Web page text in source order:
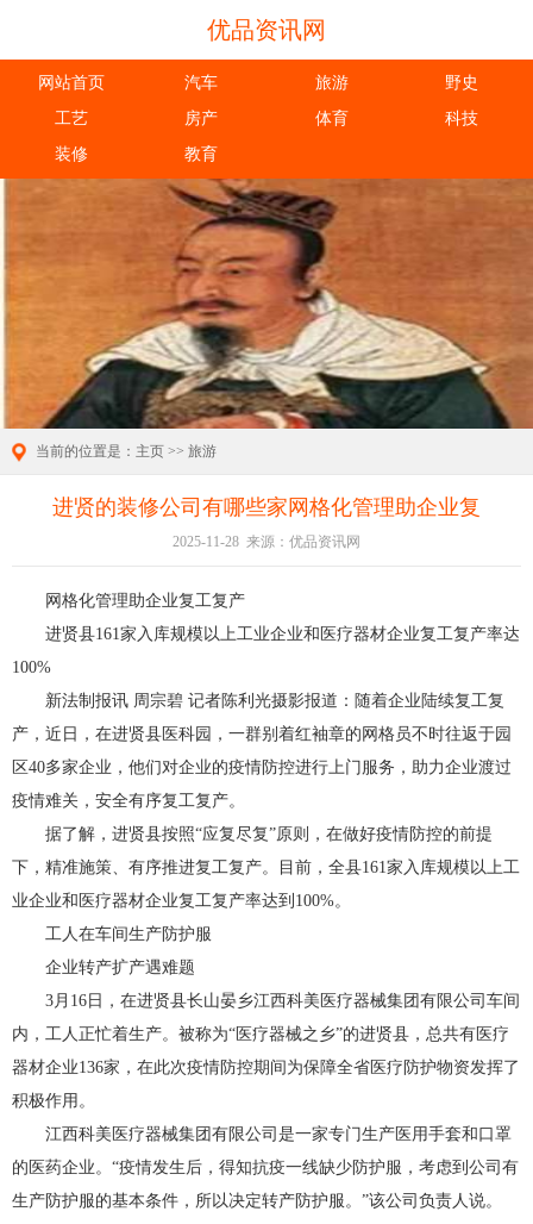
优品资讯网
网站首页 汽车 旅游
野史
工艺
房产 体育
科技
装修
教育
当前的位置是： 主页 >> 旅游
进贤的装修公司有哪些家网格化管理助企业复
2025-11-28 来源：优品资讯网
网格化管理助企业复工复产
进贤县161家入库规模以上工业企业和医疗器材企业复工复产率达
100%
新法制报讯 周宗碧 记者陈利光摄影报道：随着企业陆续复工复
产，近日，在进贤县医科园，一群别着红袖章的网格员不时往返于园
区40多家企业，他们对企业的疫情防控进行上门服务，助力企业渡过
疫情难关，安全有序复工复产。
据了解，进贤县按照“应复尽复”原则，在做好疫情防控的前提
下，精准施策、有序推进复工复产。目前，全县161家入库规模以上工
业企业和医疗器材企业复工复产率达到100%。
工人在车间生产防护服
企业转产扩产遇难题
3月16日，在进贤县长山晏乡江西科美医疗器械集团有限公司车间
内，工人正忙着生产。被称为“医疗器械之乡”的进贤县，总共有医疗
器材企业136家，在此次疫情防控期间为保障全省医疗防护物资发挥了
积极作用。
江西科美医疗器械集团有限公司是一家专门生产医用手套和口罩
的医药企业。“疫情发生后，得知抗疫一线缺少防护服，考虑到公司有
生产防护服的基本条件，所以决定转产防护服。”该公司负责人说。